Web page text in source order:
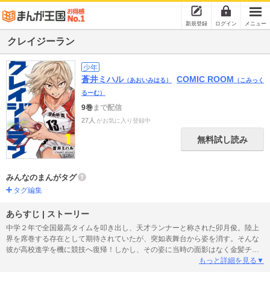
新規登録 ログイン メニュー
クレイジーラン
少年
蒼井ミハル（あおいみはる） COMIC ROOM （こみっく
るーむ）
9巻まで配信
27人 がお気に入り登録中
無料試し読み
みんなのまんがタグ
タグ編集
あらすじ | ストーリー
中学２年で全国最高タイムを叩き出し、天才ランナーと称された卯月俊。陸上
界を席巻する存在として期待されていたが、突如表舞台から姿を消す。そんな
彼が高校進学を機に競技へ復帰！しかし、その姿に当時の面影はなく金髪チャ
ラ男というアスリートとはかけ離れた見た目に…！絶句する周囲だが、果たし
もっと詳細を見る▼